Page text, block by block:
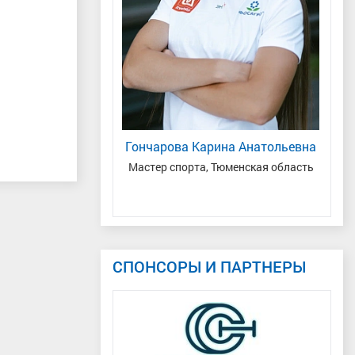
Гончарова Карина Анатольевна
Мастер спорта, Тюменская область
СПОНСОРЫ И ПАРТНЕРЫ